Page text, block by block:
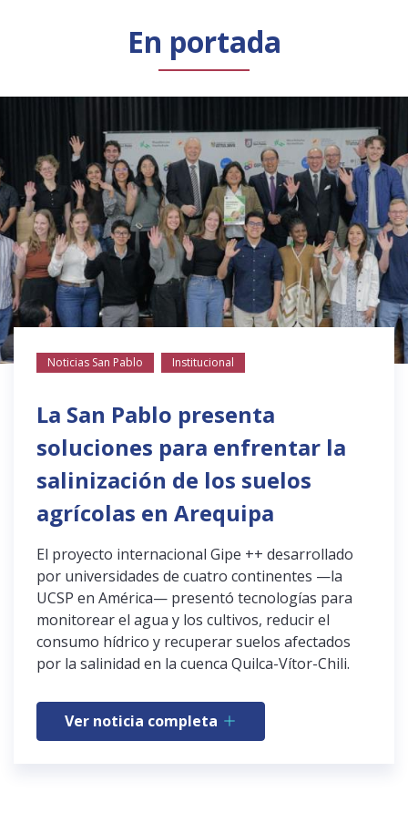
En portada
Noticias San Pablo Institucional
La San Pablo presenta
soluciones para enfrentar la
salinización de los suelos
agrícolas en Arequipa
El proyecto internacional Gipe ++ desarrollado
por universidades de cuatro continentes —la
UCSP en América— presentó tecnologías para
monitorear el agua y los cultivos, reducir el
consumo hídrico y recuperar suelos afectados
por la salinidad en la cuenca Quilca-Vítor-Chili.
Ver noticia completa